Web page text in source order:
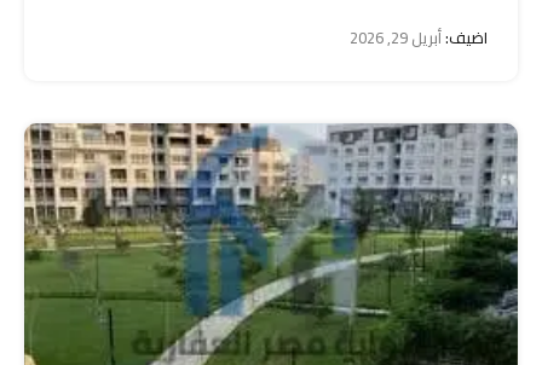
اضيف:أبريل 29, 2026